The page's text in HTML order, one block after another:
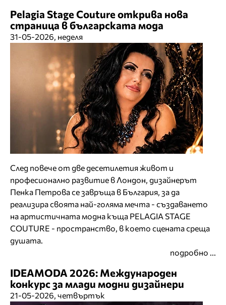
Pelagia Stage Couture открива нова
страница в българската мода
31-05-2026, неделя
След повече от две десетилетия живот и
професионално развитие в Лондон, дизайнерът
Пенка Петрова се завръща в България, за да
реализира своята най-голяма мечта - създаването
на артистичната модна къща PELAGIA STAGE
COUTURE - пространство, в което сцената среща
душата.
подробно ...
IDEAMODA 2026: Международен
конкурс за млади модни дизайнери
21-05-2026, четвъртък